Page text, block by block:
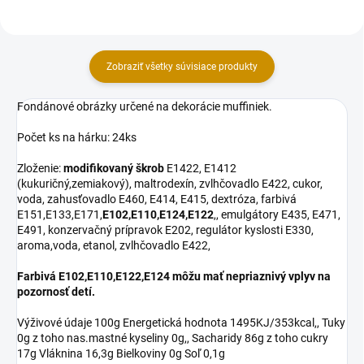
Zobraziť všetky súvisiace produkty
Fondánové obrázky určené na dekorácie muffiniek.
Počet ks na hárku: 24ks
Zloženie:modifikovaný škrob E1422, E1412
(kukuričný,zemiakový), maltrodexín, zvlhčovadlo E422, cukor,
voda, zahusťovadlo E460, E414, E415, dextróza, farbivá
E151,E133,E171,E102,E110,E124,E122,, emulgátory E435, E471,
E491, konzervačný prípravok E202, regulátor kyslosti E330,
aroma,voda, etanol, zvlhčovadlo E422,
Farbivá E102,E110,E122,E124 môžu mať nepriaznivý vplyv na
pozornosť detí.
Výživové údaje 100g Energetická hodnota 1495KJ/353kcal,, Tuky
0g z toho nas.mastné kyseliny 0g,, Sacharidy 86g z toho cukry
17g Vláknina 16,3g Bielkoviny 0g Soľ 0,1g